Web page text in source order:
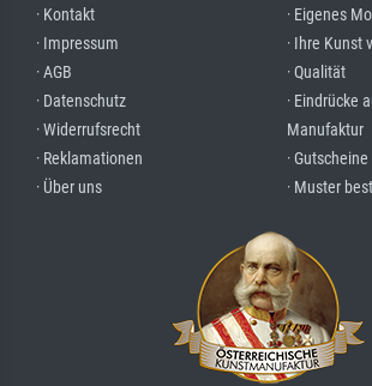
· Kontakt
· Impressum
· AGB
· Datenschutz
· Widerrufsrecht
· Reklamationen
· Über uns
· Eigenes
· Ihre Kunst
· Qualität
· Eindrücke
Manufaktur
· Gutscheine
· Muster